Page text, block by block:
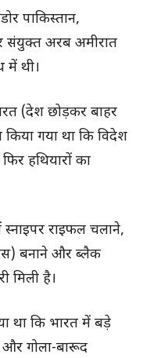
पाकिस्तान,
संयुक्त अरब अमीरात
थी।
(देश छोड़कर बाहर
किया गया था कि विदेश
हथियारों का
राइफल चलाने,
बनाने और ब्लैक
मिली है।
था कि भारत में बड़े
गोला-बारूद